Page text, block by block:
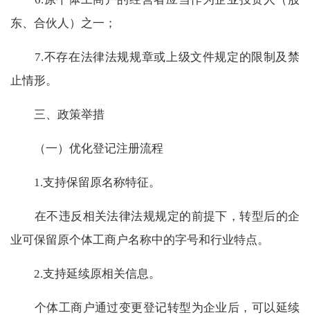
东、合伙人）之一；
7.不存在法律法规规章或上级文件规定的限制及禁
止情形。
三、政策举措
（一）优化登记注册流程
1.支持保留原名称特征。
在不违反相关法律法规规定的前提下，转型后的企
业可保留原个体工商户名称中的字号和行业特点。
2.支持延续原相关信息。
个体工商户通过变更登记转型为企业后，可以延续